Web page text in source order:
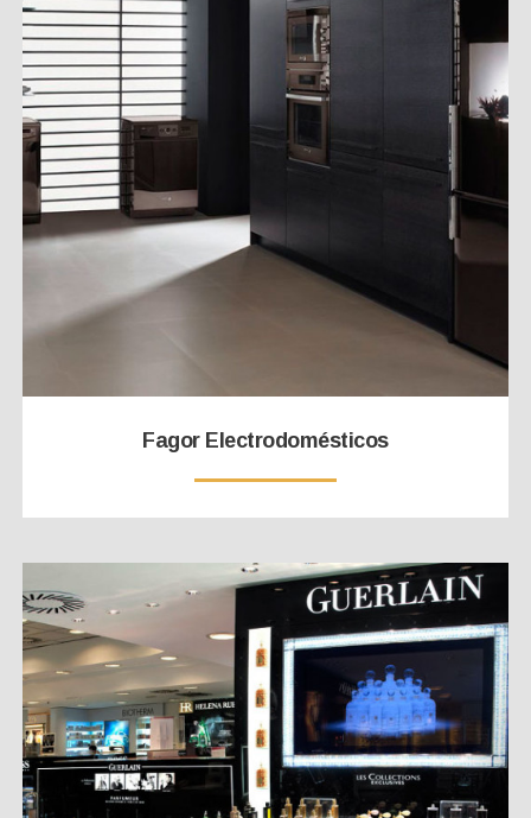
Fagor Electrodomésticos